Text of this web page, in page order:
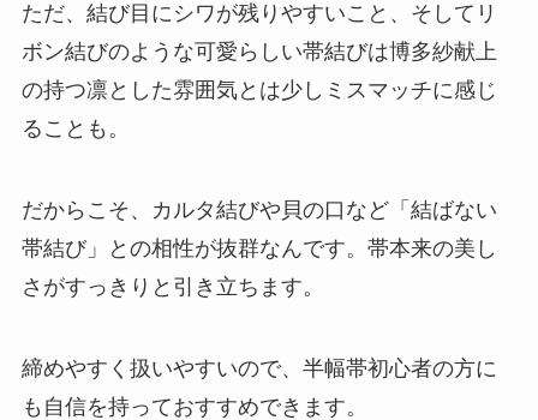
ただ、結び目にシワが残りやすいこと、そしてリ
ボン結びのような可愛らしい帯結びは博多紗献上
の持つ凛とした雰囲気とは少しミスマッチに感じ
ることも。
だからこそ、カルタ結びや貝の口など「結ばない
帯結び」との相性が抜群なんです。帯本来の美し
さがすっきりと引き立ちます。
締めやすく扱いやすいので、半幅帯初心者の方に
も自信を持っておすすめできます。